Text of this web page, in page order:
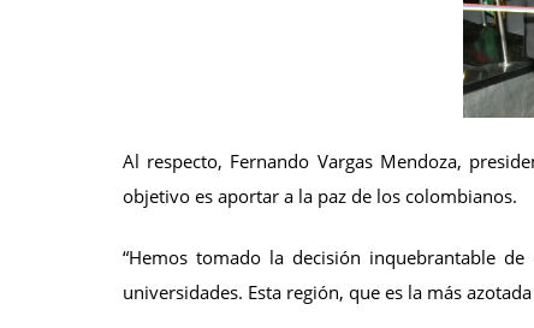
Al respecto, Fernando Vargas Mendoza,
objetivo es aportar a la paz de los colombianos.
“Hemos tomado la decisión inquebrantable
universidades. Esta región, que es la más